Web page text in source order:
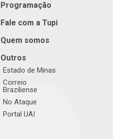
Programação
Fale com a Tupi
Quem somos
Outros
Estado de Minas
Correio
Braziliense
No Ataque
Portal UAI